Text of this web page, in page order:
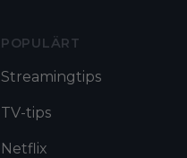
POPULÄRT
Streamingtips
TV-tips
Netflix